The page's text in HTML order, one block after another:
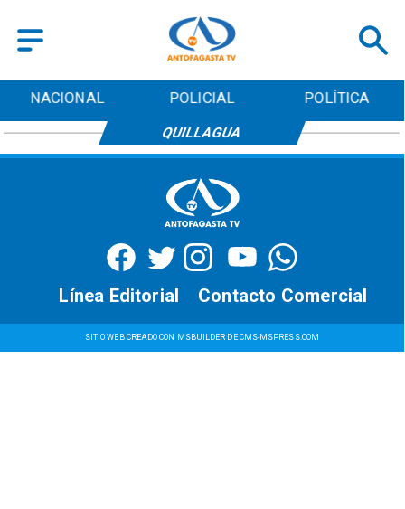
NACIONAL POLICIAL POLÍTICA
QUILLAGUA
SITIO WEB CREADO CON MSBUILDER DE CMS-MSPRESS.COM
Contacto Comercial
Línea Editorial